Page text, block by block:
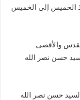
الخميس إلى الخميس
والأقصى
حسن نصر الله
حسن نصر الله